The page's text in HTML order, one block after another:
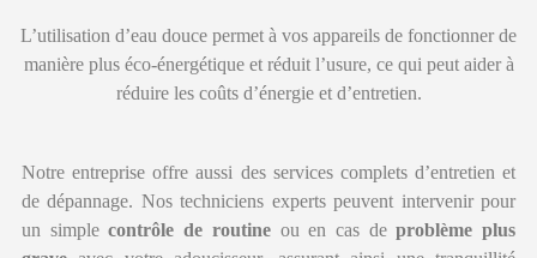
L’utilisation d’eau douce permet à vos appareils de fonctionner de
manière plus éco-énergétique et réduit l’usure, ce qui peut aider à
réduire les coûts d’énergie et d’entretien.
Notre entreprise offre aussi des services complets d’entretien et
de dépannage. Nos techniciens experts peuvent intervenir pour
un simplecontrôle de routineou en cas deproblème plus